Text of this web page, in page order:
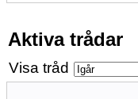
Aktiva trådar
Visa tråd